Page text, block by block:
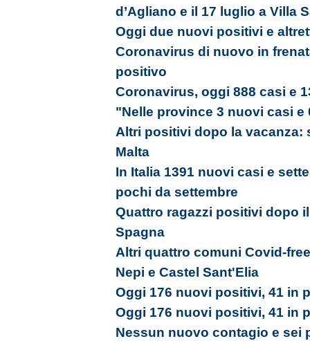
d’Agliano e il 17 luglio a Villa
Oggi due nuovi positivi e
Coronavirus di nuovo in
positivo
Coronavirus, oggi 888 casi e
"Nelle province 3 nuovi casi
Altri positivi dopo la vacanza:
Malta
In Italia 1391 nuovi casi e
pochi da settembre
Quattro ragazzi positivi dopo
Spagna
Altri quattro comuni Covid-
Nepi e Castel Sant'Elia
Oggi 176 nuovi positivi, 41 in
Oggi 176 nuovi positivi, 41 in
Nessun nuovo contagio e sei